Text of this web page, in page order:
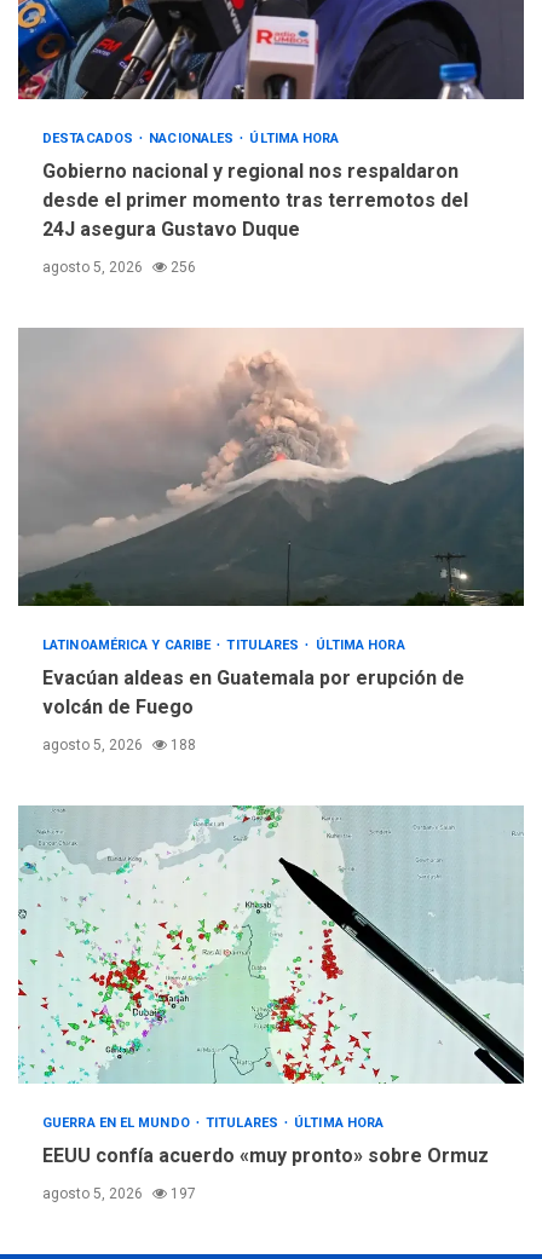
DESTACADOS NACIONALES ÚLTIMA HORA
Gobierno nacional y regional nos respaldaron
desde el primer momento tras terremotos del
24J asegura Gustavo Duque
agosto 5, 2026 256
LATINOAMÉRICA Y CARIBE TITULARES ÚLTIMA HORA
Evacúan aldeas en Guatemala por erupción de
volcán de Fuego
agosto 5, 2026 188
GUERRA EN EL MUNDO TITULARES ÚLTIMA HORA
EEUU confía acuerdo «muy pronto» sobre Ormuz
agosto 5, 2026 197